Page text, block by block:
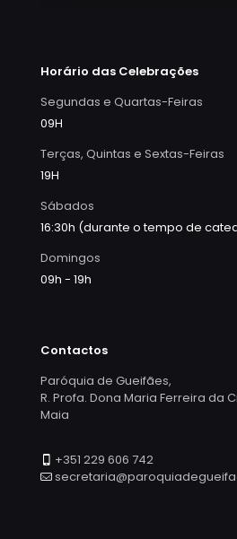
Horário das Celebrações
Segundas e Quartas-Feiras
09H
Terças, Quintas e Sextas-Feiras
19H
Sábados
16:30h (durante o tempo de
Domingos
09h - 19h
Contactos
Paróquia de Gueifães,
R. Profa. Dona Maria Ferreira da
Maia
+351 229 606 742